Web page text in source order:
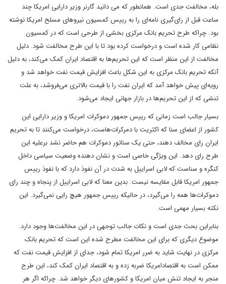
بله، مخالفت جدی است. همانطور که می دانید گارنر وزیر دارایی امریکا چند
ساعت قبل از رای‌گیری نامه‌ای را به رییس کمسیون نیروهای مسلح امریکا نوشته
بود. چراکه طرح تحریم بانک مرکزی بخشی از طرحی است که در کمسیون
نظامی کار شده است و درخواست کرده بود تا با این طرح مخالفت شود. دلیل
مخالفت از این منظر است که این تحریم‌ها به اقتصاد ایران کمک می‌کند، به دلیل
آنکه تحریم بانک مرکزی به این شکل باعث افزایش قیمت نفت خواهد شد و
رویه‌ای پیش خواهد آمد که ایران نفت را با قیمت بالاتری می‌فروشد، به علت
تنشی که از این تحریم‌ها در بازار جهانی ایجاد می‌شود.
بسیار جالب است زمانی که رییس جمهور دموکرات امریکا و وزیر دارایی این
کشور از اعضای سنا که اکثریت با دمرکرات‌هاست، درخواست می‌کنند تا به تحریم
ایران رای مخالف دهند، حتی یک سناتور دموکرات هم حاضر نشد برعلیه این
طرح رای دهد. این ویژگی خاصی است و نشان دهنده وضعیت سیاسی داخل
کنگره و سناست که لابی اسراییل به شدت در آن نفوذ دارد که با نفوذ رییس
جمهور امریکا قابل مقایسه نیست. بدین معنا که لابی اسراییل از پنجاه و چند رای
دموکرات‌ها همه را می‌گیرد، در حالیکه رییس جمهور هیچ رایی نمی‌گیرد. این
نکته بسیار مهمی است.
بنابراین بحث جدی است و نکات جالب توجهی در این مخالفت‌ها وجود دارد.
موضوع دیگری که برای این مخالفت مطرح شده این است که تحریم بانک
مرکزی در نهایت شاید به ضرر امریکا تمام شود، جدای از افزایش قیمت نفت که
ممکن است به اقتصادامریکا ضربه زده و به اقتصاد ایران کمک کند، این طرح
منجر به ایجاد تنش میان امریکا و کشورهای دیگر خواهد شد. چراکه اگر هر